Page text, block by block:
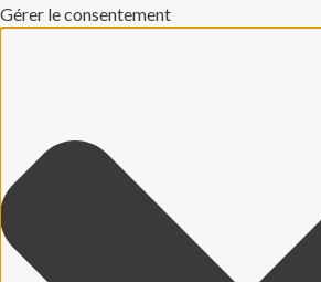
Gérer le consentement